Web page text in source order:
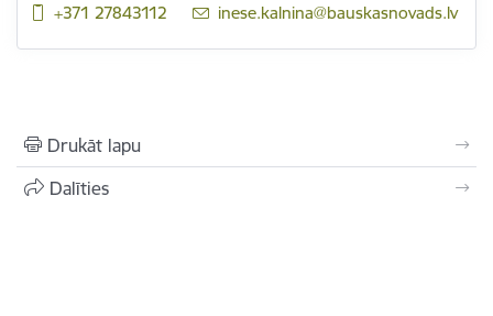
+371 27843112
E-pasts:
inese.kalnina@bauskasnovads.lv
Drukāt lapu
Dalīties